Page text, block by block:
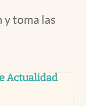
y toma las
Actualidad